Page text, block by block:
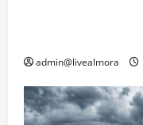
admin@livealmora